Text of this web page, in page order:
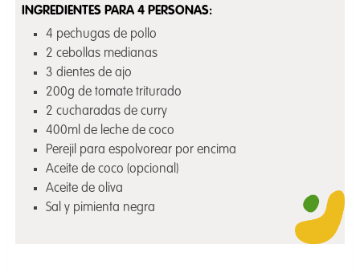
INGREDIENTES PARA 4 PERSONAS:
4 pechugas de pollo
2 cebollas medianas
3 dientes de ajo
200g de tomate triturado
2 cucharadas de curry
400ml de leche de coco
Perejil para espolvorear por encima
Aceite de coco (opcional)
Aceite de oliva
Sal y pimienta negra